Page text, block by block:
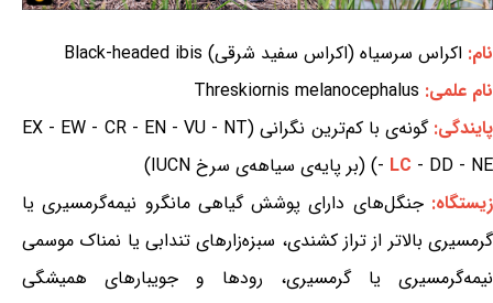
نام: اکراس سرسیاه (اکراس سفید شرقی) Black-headed ibis
نام علمی: Threskiornis melanocephalus
پایندگی:
گونه‌ی با کم‌ترین نگرانی (EX - EW - CR - EN - VU - NT
- LC - DD - NE) (بر پایه‌ی سیاهه‌ی سرخ IUCN)
زیستگاه:جنگل‌های دارای پوشش گیاهی مانگرو نیمه‌گرمسیری یا
گرمسیری بالاتر از تراز کشندی، سبزه‌زارهای تندابی یا نمناک موسمی
نیمه‌گرمسیری یا گرمسیری، رودها و جویبارهای همیشگی